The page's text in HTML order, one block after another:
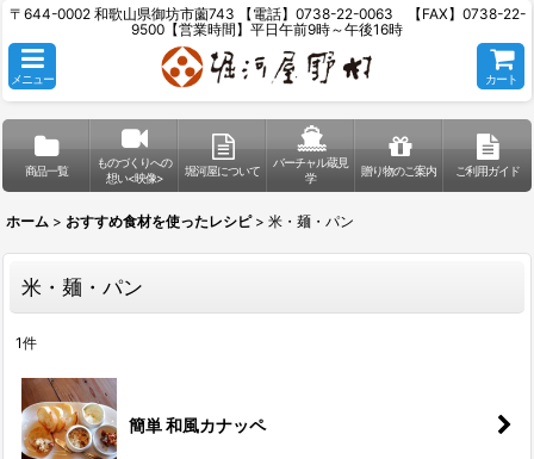
〒644-0002 和歌山県御坊市薗743 【電話】0738-22-0063 【FAX】0738-22-
9500【営業時間】平日午前9時～午後16時
メニュー カート
商品一覧
ものづくりへの
想い<映像>
堀河屋について
バーチャル蔵見
学
贈り物のご案内 ご利用ガイド
ホーム > おすすめ食材を使ったレシピ > 米・麺・パン
米・麺・パン
1件
簡単 和風カナッペ